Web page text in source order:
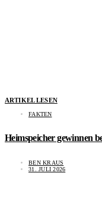
ARTIKEL LESEN
FAKTEN
Heimspeicher gewinnen
BEN KRAUS
31. JULI 2026